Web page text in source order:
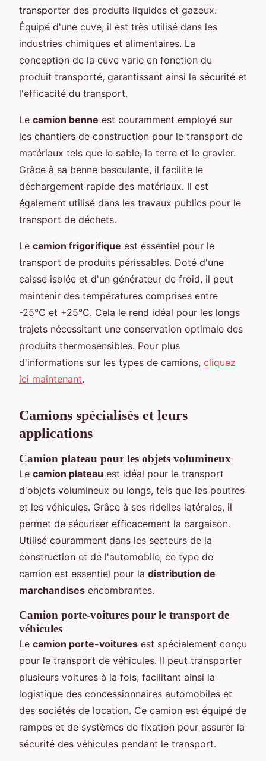
transporter des produits liquides et gazeux.
Équipé d'une cuve, il est très utilisé dans les
industries chimiques et alimentaires. La
conception de la cuve varie en fonction du
produit transporté, garantissant ainsi la sécurité et
l'efficacité du transport.
Le camion benne est couramment employé sur
les chantiers de construction pour le transport de
matériaux tels que le sable, la terre et le gravier.
Grâce à sa benne basculante, il facilite le
déchargement rapide des matériaux. Il est
également utilisé dans les travaux publics pour le
transport de déchets.
Le camion frigorifique est essentiel pour le
transport de produits périssables. Doté d'une
caisse isolée et d'un générateur de froid, il peut
maintenir des températures comprises entre
-25°C et +25°C. Cela le rend idéal pour les longs
trajets nécessitant une conservation optimale des
produits thermosensibles. Pour plus
d'informations sur les types de camions, cliquez
ici maintenant.
Camions spécialisés et leurs
applications
Camion plateau pour les objets volumineux
Le camion plateau est idéal pour le transport
d'objets volumineux ou longs, tels que les poutres
et les véhicules. Grâce à ses ridelles latérales, il
permet de sécuriser efficacement la cargaison.
Utilisé couramment dans les secteurs de la
construction et de l'automobile, ce type de
camion est essentiel pour la distribution de
marchandises encombrantes.
Camion porte-voitures pour le transport de
véhicules
Le camion porte-voitures est spécialement conçu
pour le transport de véhicules. Il peut transporter
plusieurs voitures à la fois, facilitant ainsi la
logistique des concessionnaires automobiles et
des sociétés de location. Ce camion est équipé de
rampes et de systèmes de fixation pour assurer la
sécurité des véhicules pendant le transport.